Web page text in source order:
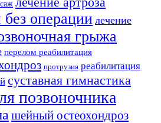
операции лечение
грыжа
перелом реабилитация
протрузия реабилитация
суставная гимнастика
позвоночника
шейный остеохондроз